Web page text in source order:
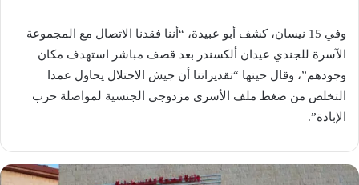
وفي 15 نيسان، كشف أبو عبيدة، “أننا فقدنا الاتصال مع المجموعة
الآسرة للجندي عيدان ألكسندر بعد قصف مباشر استهدف مكان
وجودهم”، وقال حينها “تقديراتنا أن جيش الاحتلال يحاول عمدا
التخلص من ضغط ملف الأسرى مزدوجي الجنسية لمواصلة حرب
الإبادة”.